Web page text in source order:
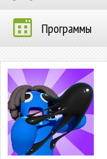
Программы